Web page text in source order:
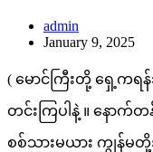
admin
January 9, 2025
( မောင်ကြီးတို့ ရှေ့က
တင်းကြပါနဲ့ ။ နော
စစ်သားမယား ကျွန်